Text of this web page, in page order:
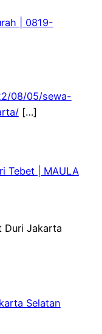
| 0819-
08/05/sewa-
[…]
Tebet | MAULA
Duri Jakarta
Selatan